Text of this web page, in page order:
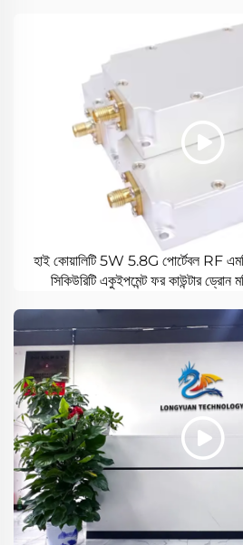
হাই কোয়ালিটি 5W 5.8G পোর্টেবল RF
সিকিউরিটি একুইপমেন্ট ফর কাউন্টার ড্রোন